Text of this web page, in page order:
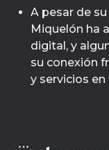
A pesar de
Miquelón ha
digital, y
su conexión
y servicios